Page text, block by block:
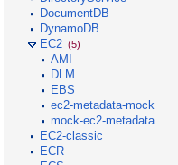
DocumentDB
DynamoDB
EC2 (5)
AMI
DLM
EBS
ec2-metadata-mock
mock-ec2-metadata
EC2-classic
ECR